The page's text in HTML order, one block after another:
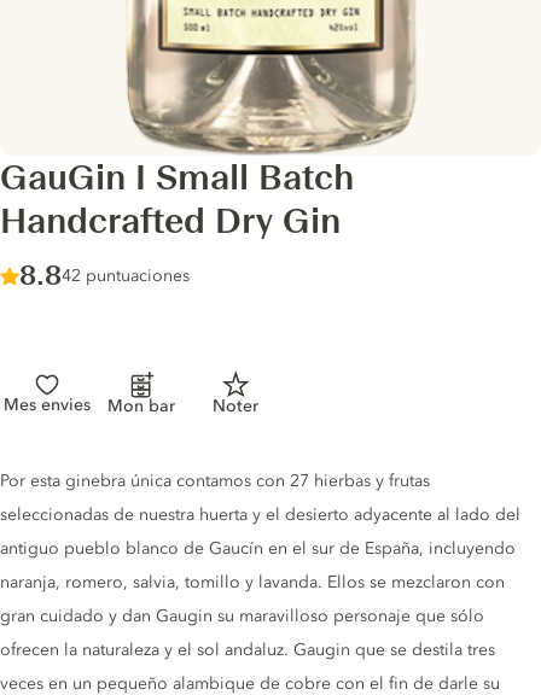
GauGin I Small Batch
Handcrafted Dry Gin
Score :
8.8/ 10
42 puntuaciones
Mes envies Mon bar Noter
Gin description
Por esta ginebra única contamos con 27 hierbas y frutas
seleccionadas de nuestra huerta y el desierto adyacente al lado del
antiguo pueblo blanco de Gaucín en el sur de España, incluyendo
naranja, romero, salvia, tomillo y lavanda. Ellos se mezclaron con
gran cuidado y dan Gaugin su maravilloso personaje que sólo
ofrecen la naturaleza y el sol andaluz. Gaugin que se destila tres
veces en un pequeño alambique de cobre con el fin de darle su